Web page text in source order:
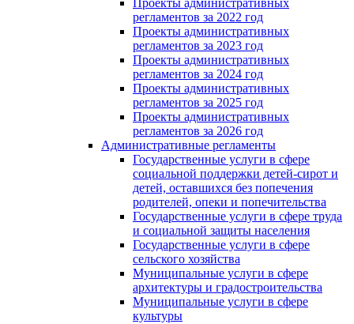
регламентов за 2022 год
Проекты административных
регламентов за 2023 год
Проекты административных
регламентов за 2024 год
Проекты административных
регламентов за 2025 год
Проекты административных
регламентов за 2026 год
Административные регламенты
Государственные услуги в сфере
социальной поддержки детей-сирот и
детей, оставшихся без попечения
родителей, опеки и попечительства
Государственные услуги в сфере труда
и социальной защиты населения
Государственные услуги в сфере
сельского хозяйства
Муниципальные услуги в сфере
архитектуры и градостроительства
Муниципальные услуги в сфере
культуры